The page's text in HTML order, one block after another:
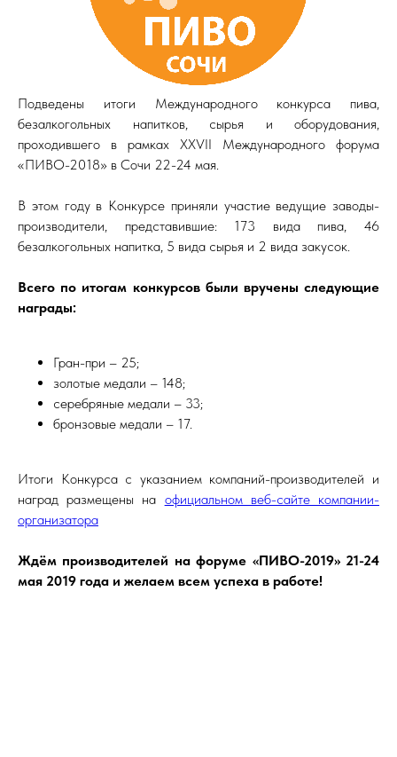
Подведены итоги Международного конкурса пива,
безалкогольных напитков, сырья и оборудования,
проходившего в рамках XXVII Международного форума
«ПИВО-2018» в Сочи 22-24 мая.
В этом году в Конкурсе приняли участие ведущие заводы-
производители, представившие: 173 вида пива, 46
безалкогольных напитка, 5 вида сырья и 2 вида закусок.
Всего по итогам конкурсов были вручены следующие
награды:
Гран-при – 25;
золотые медали – 148;
серебряные медали – 33;
бронзовые медали – 17.
Итоги Конкурса с указанием компаний-производителей и
наград размещены на официальном веб-сайте компании-
организатора
Ждём производителей на форуме «ПИВО-2019» 21-24
мая 2019 года и желаем всем успеха в работе!